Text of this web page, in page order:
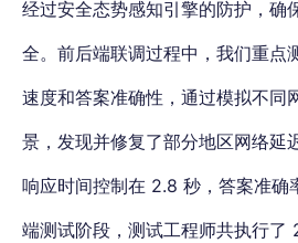
经过安全态势感知引擎的防护，确
全。前后端联调过程中，我们重点
速度和答案准确性，通过模拟不同
景，发现并修复了部分地区网络延
响应时间控制在 2.8 秒，答案准确
端测试阶段，测试工程师共执行了